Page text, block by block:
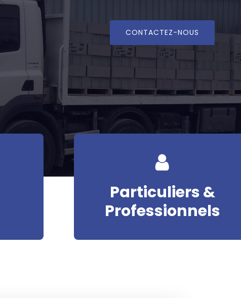
CONTACTEZ-NOUS
Particuliers &
Professionnels